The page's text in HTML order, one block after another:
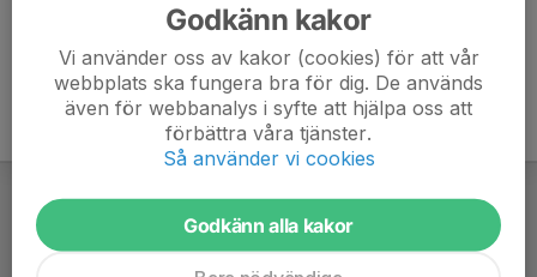
Godkänn kakor
Vi använder oss av kakor (cookies) för att vår
webbplats ska fungera bra för dig. De används
även för webbanalys i syfte att hjälpa oss att
förbättra våra tjänster.
Så använder vi cookies
Godkänn alla kakor